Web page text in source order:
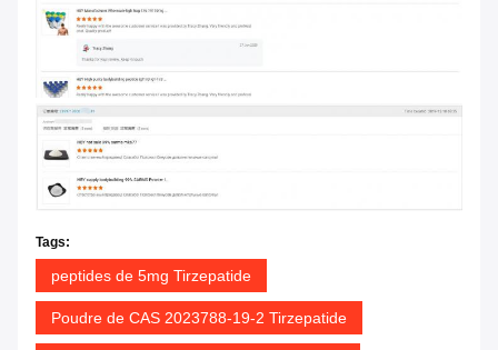
Tags:
peptides de 5mg Tirzepatide
Poudre de CAS 2023788-19-2 Tirzepatide